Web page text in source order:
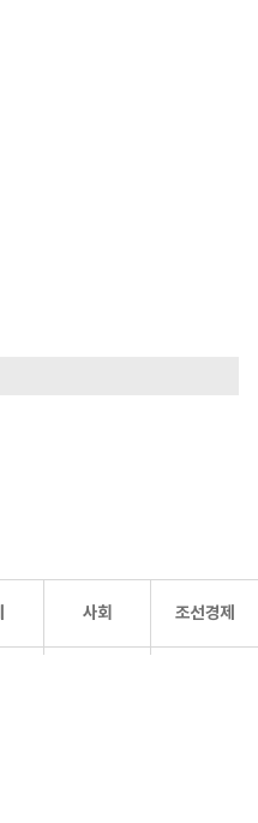
사회 조선경제